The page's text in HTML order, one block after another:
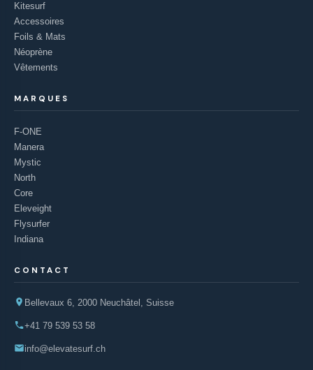
Kitesurf
Accessoires
Foils & Mats
Néoprène
Vêtements
MARQUES
F-ONE
Manera
Mystic
North
Core
Eleveight
Flysurfer
Indiana
CONTACT
Bellevaux 6, 2000 Neuchâtel, Suisse
+41 79 539 53 58
info@elevatesurf.ch